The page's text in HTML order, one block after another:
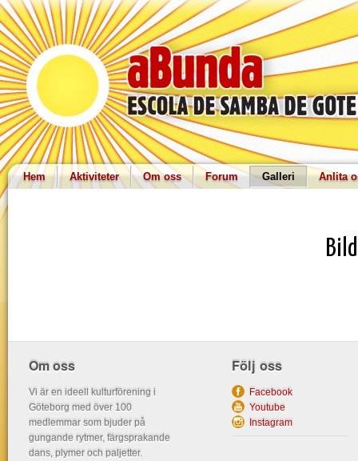
Hem Aktiviteter Om oss Forum Galleri Anlita
Om oss
Vi är en ideell kulturförening i
Göteborg med över 100
medlemmar som bjuder på
gungande rytmer, färgsprakande
dans, plymer och paljetter.
Följ oss
Facebook
Youtube
Instagram